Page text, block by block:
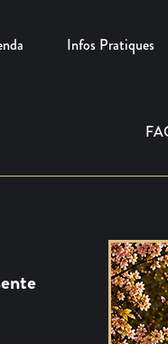
Infos Pratiques